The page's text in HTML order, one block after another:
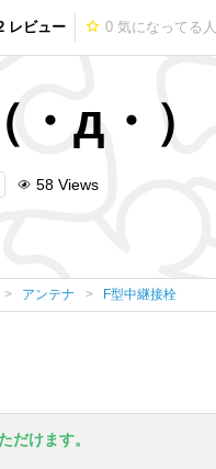
レビュー 0 気になってる人
д・）
58 Views
アンテナ F型中継接栓
だけます。